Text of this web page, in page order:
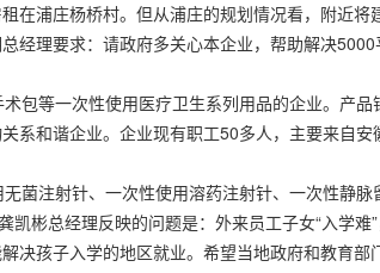
在浦庄杨桥村。但从浦庄的规划情况看，附近
经理要求：请政府多关心本企业，帮助解决
等一次性使用医疗卫生系列用品的企业。产
系和谐企业。企业现有职工50多人，主要来自
注射针、一次性使用溶药注射针、一次性静
彬总经理反映的问题是：外来员工子女“入学
孩子入学的地区就业。希望当地政府和教育